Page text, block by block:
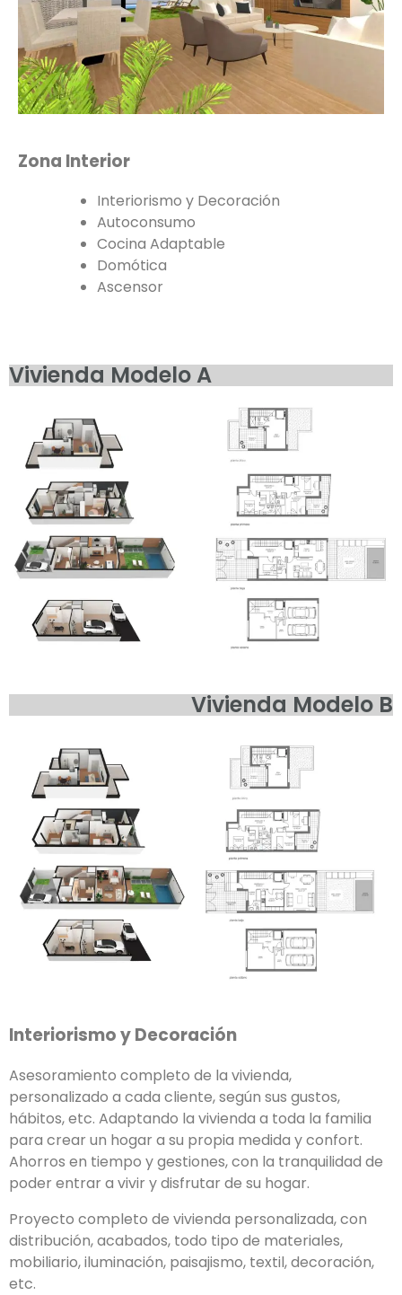
Zona Interior
Interiorismo y Decoración
Autoconsumo
Cocina Adaptable
Domótica
Ascensor
Vivienda Modelo A
Vivienda Modelo B
Interiorismo y Decoración
Asesoramiento completo de la vivienda,
personalizado a cada cliente, según sus gustos,
hábitos, etc. Adaptando la vivienda a toda la familia
para crear un hogar a su propia medida y confort.
Ahorros en tiempo y gestiones, con la tranquilidad de
poder entrar a vivir y disfrutar de su hogar.
Proyecto completo de vivienda personalizada, con
distribución, acabados, todo tipo de materiales,
mobiliario, iluminación, paisajismo, textil, decoración,
etc.